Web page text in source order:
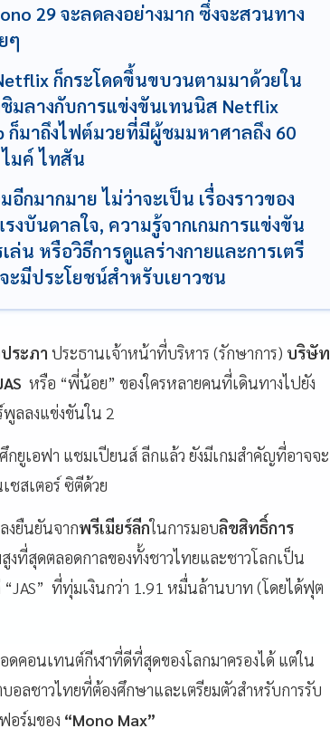
29 จะลดลงอย่างมาก ซึ่งจะสวนทาง
ๆ
ก็กระโดดขึ้นขบวนตามมาด้วยใน
มลางกับการแข่งขันเทนนิส Netflix
ก็มาถึงไฟต์มวยที่มีผู้ชมมหาศาลถึง 60
ไมค์ ไทสัน
กมากมาย ไม่ว่าจะเป็น เรื่องราวของ
บันดาลใจ, ความรู้จากเกมการแข่งขัน
น หรือวิธีการดูแลร่างกายและการเตรี
มีประโยชน์สำหรับเยาวชน
ระภา ประธานเจ้าหน้าที่บริหาร (รักษาการ) บริษัท
หรือ “พี่น้อย” ของใครหลายคนที่เดินทางไปยัง
ลลงแข่งขันใน 2
ยูเอฟา แชมเปียนส์​ ลีกแล้ว ยังมีเกมสำคัญที่อาจจะ
ชสเตอร์ ซิตีด้วย
งยืนยันจากพรีเมียร์ลีกในการมอบลิขสิทธิ์การ
ที่สุดตลอดกาลของทั้งชาวไทยและชาวโลกเป็น
ที่ทุ่มเงินกว่า 1.91 หมื่นล้านบาท (โดยได้ฟุต
ดคอนเทนต์กีฬาที่ดีที่สุดของโลกมาครองได้ แต่ใน
ชาวไทยที่ต้องศึกษาและเตรียมตัวสำหรับการรับ
อร์มของ “Mono Max”